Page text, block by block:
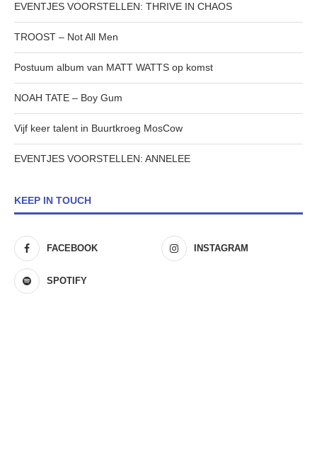
EVENTJES VOORSTELLEN: THRIVE IN CHAOS
TROOST – Not All Men
Postuum album van MATT WATTS op komst
NOAH TATE – Boy Gum
Vijf keer talent in Buurtkroeg MosCow
EVENTJES VOORSTELLEN: ANNELEE
KEEP IN TOUCH
FACEBOOK INSTAGRAM
SPOTIFY